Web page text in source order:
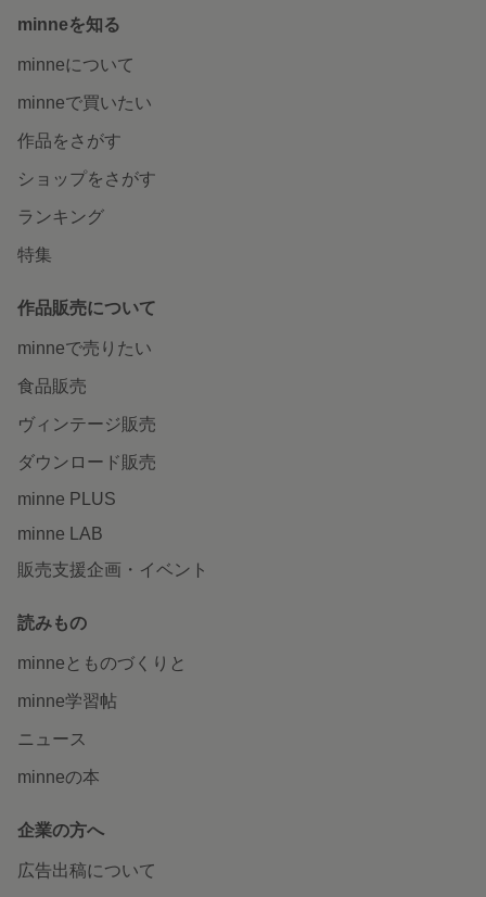
minneを知る
minneについて
minneで買いたい
作品をさがす
ショップをさがす
ランキング
特集
作品販売について
minneで売りたい
食品販売
ヴィンテージ販売
ダウンロード販売
minne PLUS
minne LAB
販売支援企画・イベント
読みもの
minneとものづくりと
minne学習帖
ニュース
minneの本
企業の方へ
広告出稿について